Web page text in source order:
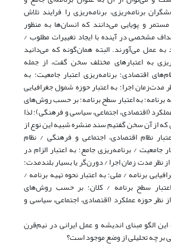
برنامه‌ریزی، برنامه‌ریزی را فرایند تلاش
مستمر و پویایی می‌دانند که انسان‌ها به منظور
مشخصی در آینده با ایجاد تغییرات مطلوب /
عمل می‌آورند. البته همان‌گونه که می‌دانید
به اعتبارهای مختلف سخن گفت، از جمله
اقتصادی؛ برنامه‌ریزی اعتبار جامعیت؛ به
مدت‌زمان اجرا؛ به اعتبار حوزه شمول جغرافیایی
برنامه؛ به اعتبار سطح برنامه؛ بر حسب روش‌های
(اقتصادی، اجتماعی، سیاسی و فرهنگی)؛ لذا
که از آن سخن گفتیم سند منشره شبیه این نوع از
نظام اقتصادی، اجتماعی و فرهنگی / نظام
جامعیت / برنامه‌ریزی جامع؛ به اعتبار الزام در
نظر مدت زمان اجرا / دورن‌گر یا بسیار بلندمدت؛
برنامه / ملی؛ به اعتبار نحوه تهیه برنامه /
اعتبار سطح برنامه / کلان؛ بر حسب روش‌های
نظر حوزه عملکرد (اقتصادی، اجتماعی، سیاسی و
الگو مبنای اندیشه و عمل ایرانی در نیم‌قرن
بر چه تحلیلی از وضع موجود است؟